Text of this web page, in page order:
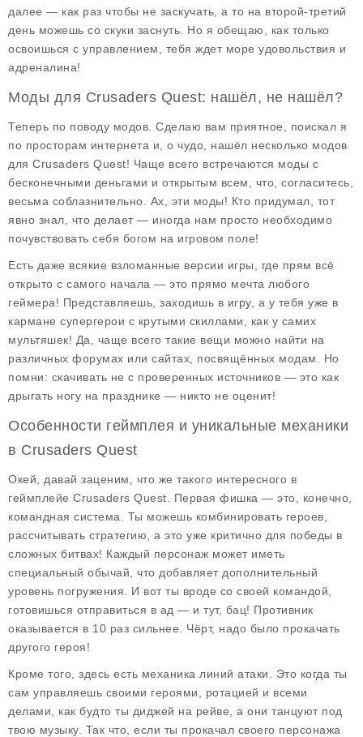
далее — как раз чтобы не заскучать, а то на второй-третий
день можешь со скуки заснуть. Но я обещаю, как только
освоишься с управлением, тебя ждет море удовольствия и
адреналина!
Моды для Crusaders Quest: нашёл, не нашёл?
Теперь по поводу модов. Сделаю вам приятное, поискал я
по просторам интернета и, о чудо, нашёл несколько модов
для Crusaders Quest! Чаще всего встречаются моды с
бесконечными деньгами и открытым всем , что, согласитесь,
весьма соблазнительно. Ах, эти моды! Кто придумал, тот
явно знал, что делает — иногда нам просто необходимо
почувствовать себя богом на игровом поле!
Есть даже всякие взломанные версии игры, где прям всё
открыто с самого начала — это прямо мечта любого
геймера! Представляешь, заходишь в игру, а у тебя уже в
кармане супергерои с крутыми скиллами, как у самих
мультяшек! Да, чаще всего такие вещи можно найти на
различных форумах или сайтах, посвящённых модам. Но
помни: скачивать не с проверенных источников — это как
дрыгать ногу на празднике — никто не оценит!
Особенности геймплея и уникальные механики
в Crusaders Quest
Окей, давай заценим, что же такого интересного в
геймплейе Crusaders Quest. Первая фишка — это, конечно,
командная система . Ты можешь комбинировать героев,
рассчитывать стратегию, а это уже критично для победы в
сложных битвах! Каждый персонаж может иметь
специальный обычай, что добавляет дополнительный
уровень погружения. И вот ты вроде со своей командой,
готовишься отправиться в ад — и тут, бац! Противник
оказывается в 10 раз сильнее. Чёрт, надо было прокачать
другого героя!
Кроме того, здесь есть механика линий атаки . Это когда ты
сам управляешь своими героями, ротацией и всеми
делами, как будто ты диджей на рейве, а они танцуют под
твою музыку. Так что, если ты прокачал своего персонажа